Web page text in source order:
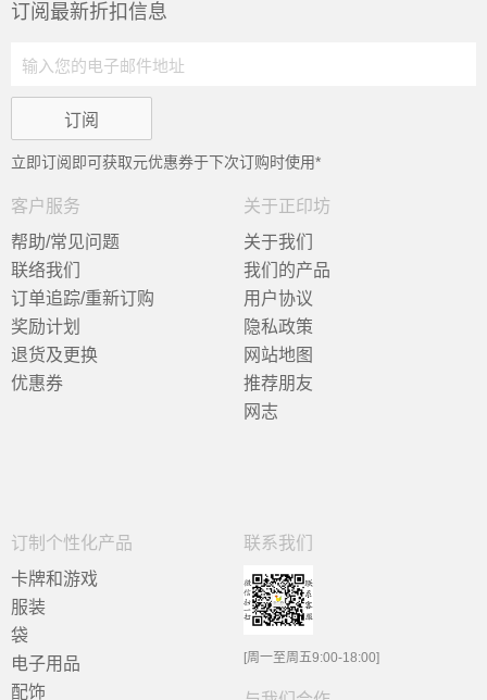
订阅最新折扣信息
立即订阅即可获取元优惠券于下次订购时使用*
客户服务
帮助/常见问题
联络我们
订单追踪/重新订购
奖励计划
退货及更换
优惠券
关于正印坊
关于我们
我们的产品
用户协议
隐私政策
网站地图
推荐朋友
网志
订制个性化产品
卡牌和游戏
服装
袋
电子用品
配饰
联系我们
[周一至周五9:00-18:00]